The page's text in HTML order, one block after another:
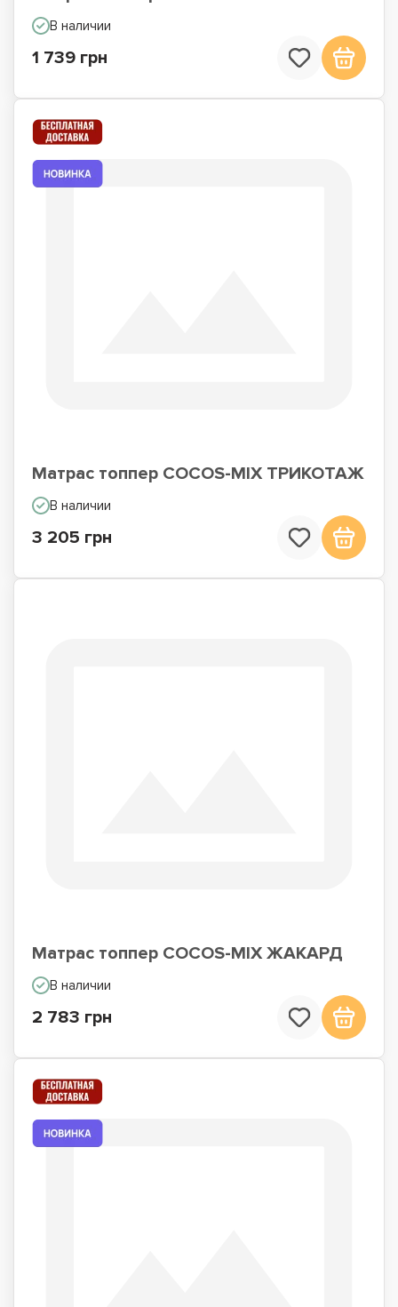
В наличии
1 739 грн
Матрас топпер COCOS-MIX ТРИКОТАЖ
В наличии
3 205 грн
Матрас топпер COCOS-MIX ЖАКАРД
В наличии
2 783 грн